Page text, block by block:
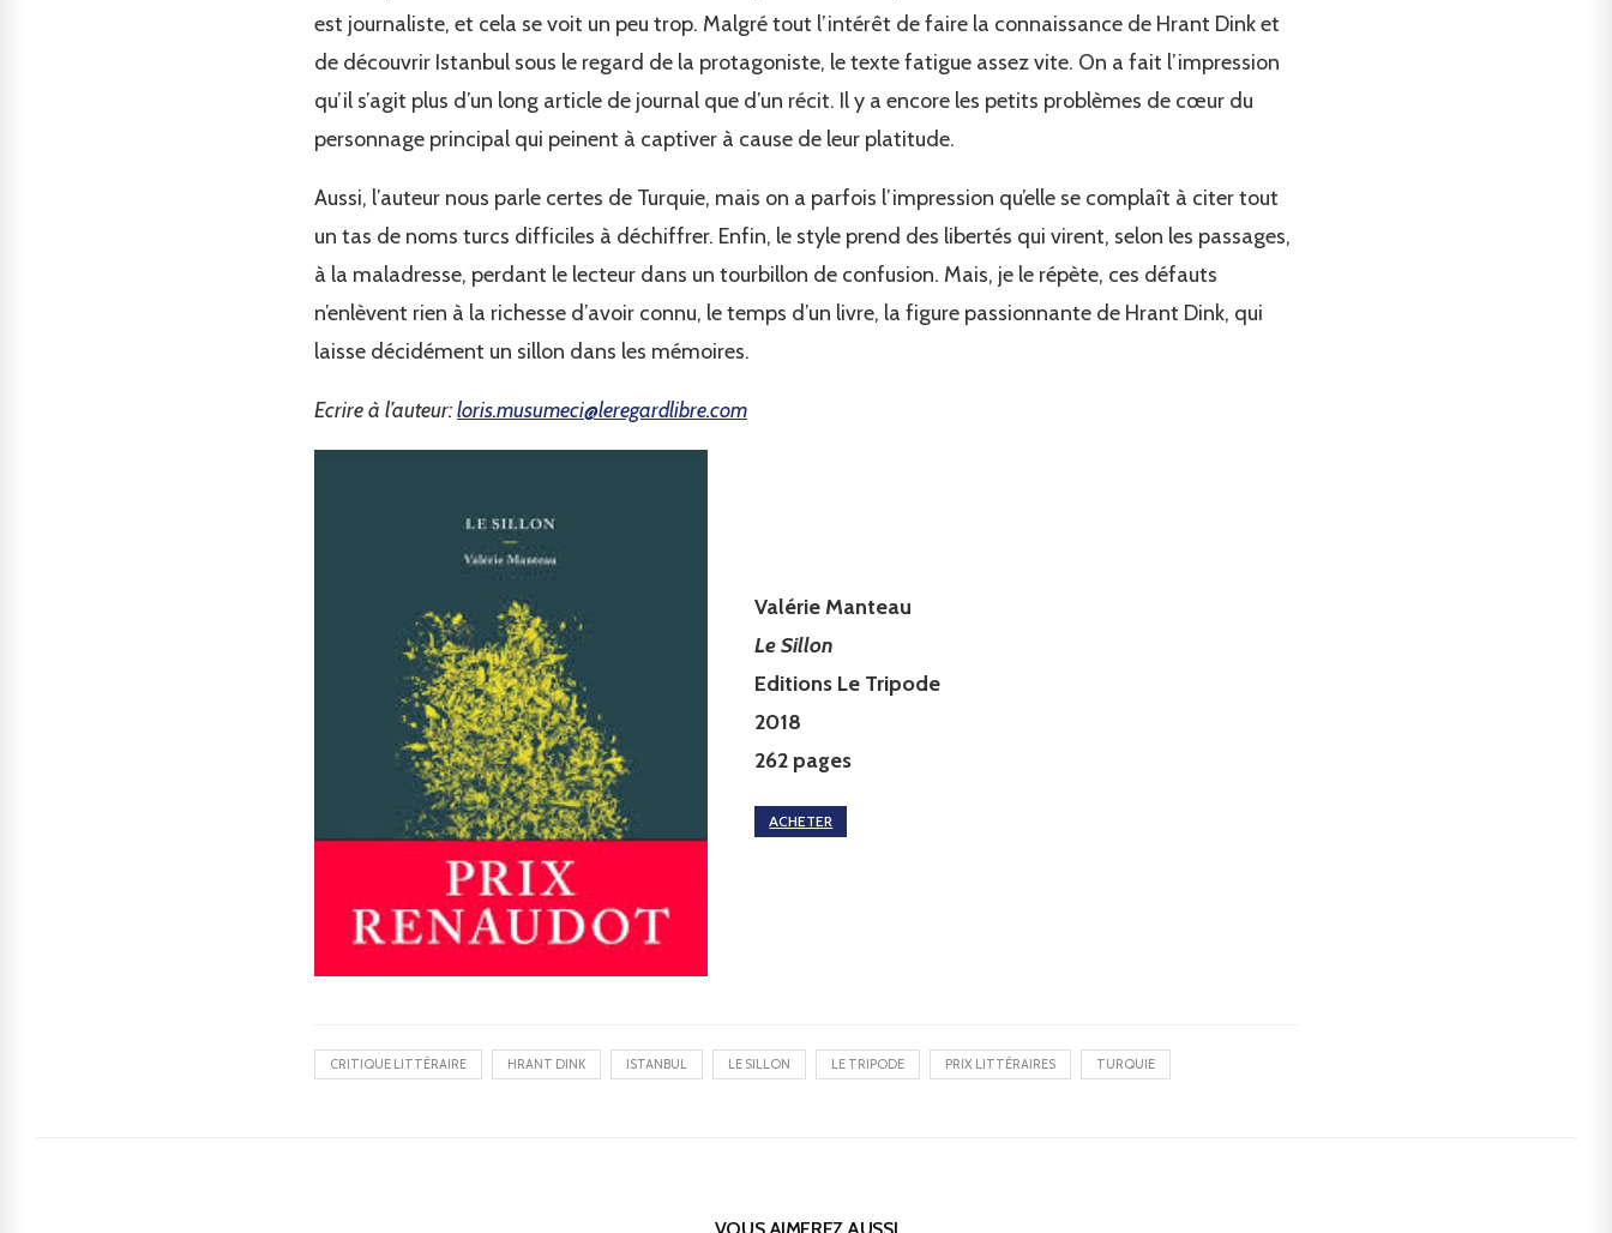
est journaliste, et cela se voit un peu trop. Malgré tout l’intérêt de faire la connaissance de Hrant Dink et
de découvrir Istanbul sous le regard de la protagoniste, le texte fatigue assez vite. On a fait l’impression
qu’il s’agit plus d’un long article de journal que d’un récit. Il y a encore les petits problèmes de cœur du
personnage principal qui peinent à captiver à cause de leur platitude.
Aussi, l’auteur nous parle certes de Turquie, mais on a parfois l’impression qu’elle se complaît à citer tout
un tas de noms turcs difficiles à déchiffrer. Enfin, le style prend des libertés qui virent, selon les passages,
à la maladresse, perdant le lecteur dans un tourbillon de confusion. Mais, je le répète, ces défauts
n’enlèvent rien à la richesse d’avoir connu, le temps d’un livre, la figure passionnante de Hrant Dink, qui
laisse décidément un sillon dans les mémoires.
Ecrire à l’auteur:loris.musumeci@leregardlibre.com
Valérie Manteau
Le Sillon
Editions Le Tripode
2018
262 pages
ACHETER
CRITIQUE LITTÉRAIRE HRANT DINK ISTANBUL LE SILLON LE TRIPODE PRIX LITTÉRAIRES TURQUIE